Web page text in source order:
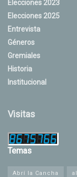
Elecciones 2023
Elecciones 2025
Entrevista
Géneros
Gremiales
Historia
Institucional
Visitas
Temas
Abrí la Cancha